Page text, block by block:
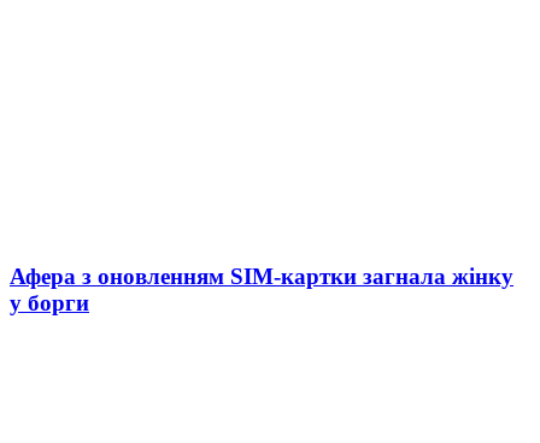
Афера з оновленням SIM-картки загнала жінку
у борги